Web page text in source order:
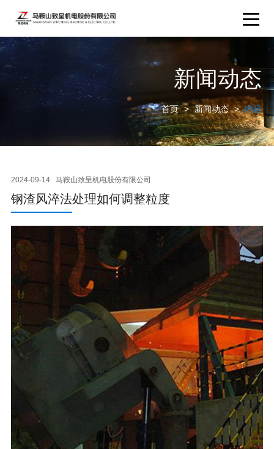
新闻动态
首页 > 新闻动态 > 内容
2024-09-14 马鞍山致呈机电股份有限公司
钢渣风淬法处理如何调整粒度